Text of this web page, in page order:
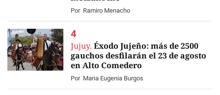
Por Ramiro Menacho
Jujuy. Éxodo Jujeño: más de 2500
gauchos desfilarán el 23 de agosto
en Alto Comedero
Por Maria Eugenia Burgos